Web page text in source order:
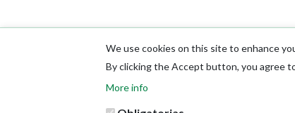
We use cookies on this site to enhance
By clicking the Accept button, you agree
More info